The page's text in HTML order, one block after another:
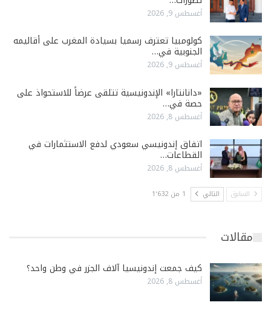
أغسطس 9, 2026
كولومبيا تعترف رسميا بسيادة المغرب على أقاليمه
الجنوبية في…
أغسطس 9, 2026
«دانانتارا» الإندونيسية تتلقى عرضاً للاستحواذ على
حصة في…
أغسطس 8, 2026
اتفاق إندونيسي سعودي لدفع الاستثمارات في
القطاعات…
أغسطس 8, 2026
السابق التالي 1 من 1٬632
مقالات
كيف جمعت إندونيسيا آلاف الجزر في وطن واحد؟
أغسطس 8, 2026